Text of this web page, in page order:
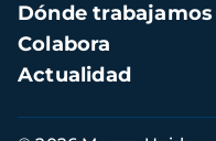
Dónde trabajamos
Colabora
Actualidad